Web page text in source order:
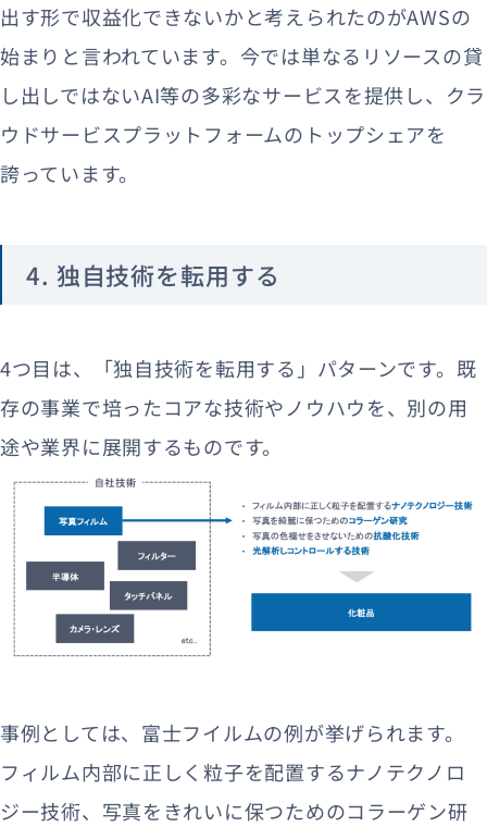
出す形で収益化できないかと考えられたのがAWSの
始まりと言われています。今では単なるリソースの貸
し出しではないAI等の多彩なサービスを提供し、クラ
ウドサービスプラットフォームのトップシェアを
誇っています。
4. 独自技術を転用する
4つ目は、「独自技術を転用する」パターンです。既
存の事業で培ったコアな技術やノウハウを、別の用
途や業界に展開するものです。
事例としては、富士フイルムの例が挙げられます。
フィルム内部に正しく粒子を配置するナノテクノロ
ジー技術、写真をきれいに保つためのコラーゲン研